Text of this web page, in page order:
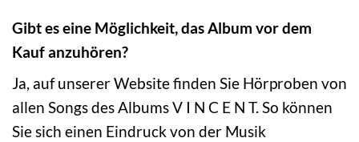
Gibt es eine Möglichkeit, das Album vor dem
Kauf anzuhören?
Ja, auf unserer Website finden Sie Hörproben von
allen Songs des Albums V I N C E N T. So können
Sie sich einen Eindruck von der Musik